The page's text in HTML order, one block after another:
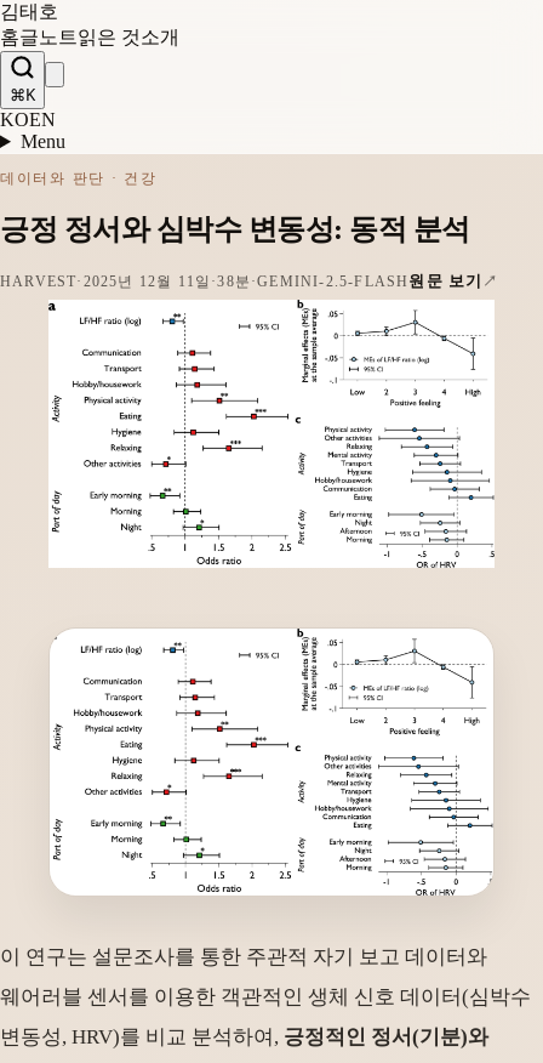
김태호
홈글 노트읽은 것소개
⌘K
KOEN
Menu
데이터와 판단 · 건강
긍정 정서와 심박수 변동성: 동적 분석
HARVEST· 2025년 12월 11일 ·38분 ·GEMINI-2.5-FLASH 원문 보기
이 연구는 설문조사를 통한 주관적 자기 보고 데이터와
웨어러블 센서를 이용한 객관적인 생체 신호 데이터(심박수
변동성, HRV)를 비교 분석하여, 긍정적인 정서(기분)와